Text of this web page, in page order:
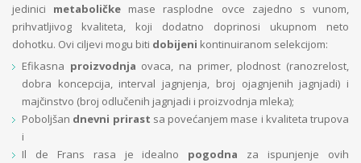
jedinici
metaboličke mase rasplodne ovce zajedno s vunom,
prihvatljivog kvaliteta, koji dodatno doprinosi ukupnom neto
dohotku. Ovi ciljevi mogu biti dobijeni kontinuiranom selekcijom:
Efikasna proizvodnja ovaca, na primer, plodnost (ranozrelost,
dobra koncepcija, interval jagnjenja, broj ojagnjenih jagnjadi) i
majčinstvo (broj odlučenih jagnjadi i proizvodnja mleka);
Poboljšan dnevni prirast sa povećanjem mase i kvaliteta trupova
i
Il de Frans rasa je idealno
pogodna za ispunjenje ovih